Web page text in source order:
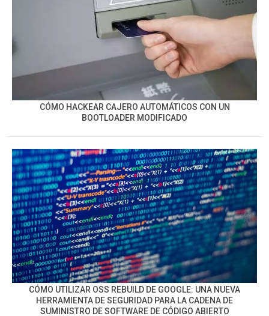
CÓMO HACKEAR CAJERO AUTOMÁTICOS CON UN
BOOTLOADER MODIFICADO
CÓMO UTILIZAR OSS REBUILD DE GOOGLE: UNA NUEVA
HERRAMIENTA DE SEGURIDAD PARA LA CADENA DE
SUMINISTRO DE SOFTWARE DE CÓDIGO ABIERTO